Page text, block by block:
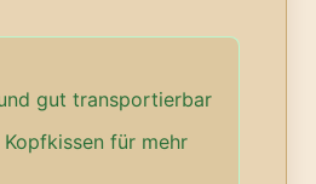
gut transportierbar
für mehr